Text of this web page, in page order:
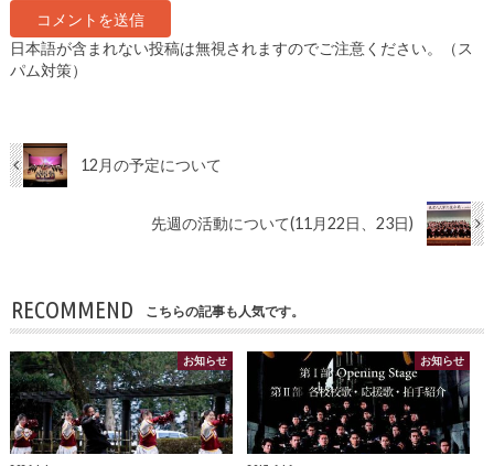
日本語が含まれない投稿は無視されますのでご注意ください。（ス
パム対策）
12月の予定について
先週の活動について(11月22日、23日)
RECOMMEND こちらの記事も人気です。
お知らせ お知らせ